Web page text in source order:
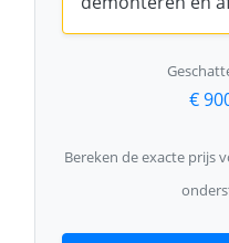
€
Bereken de exacte prijs